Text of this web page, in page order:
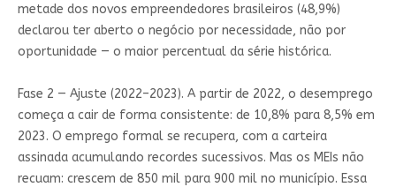
metade dos novos empreendedores brasileiros (48,9%)
declarou ter aberto o negócio por necessidade, não por
oportunidade — o maior percentual da série histórica.
Fase 2 — Ajuste (2022–2023). A partir de 2022, o desemprego
começa a cair de forma consistente: de 10,8% para 8,5% em
2023. O emprego formal se recupera, com a carteira
assinada acumulando recordes sucessivos. Mas os MEIs não
recuam: crescem de 850 mil para 900 mil no município. Essa